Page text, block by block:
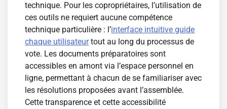
technique. Pour les copropriétaires, l’utilisation de
ces outils ne requiert aucune compétence
technique particulière : l’interface intuitive guide
chaque utilisateurtout au long du processus de
vote. Les documents préparatoires sont
accessibles en amont via l’espace personnel en
ligne, permettant à chacun de se familiariser avec
les résolutions proposées avant l’assemblée.
Cette transparence et cette accessibilité